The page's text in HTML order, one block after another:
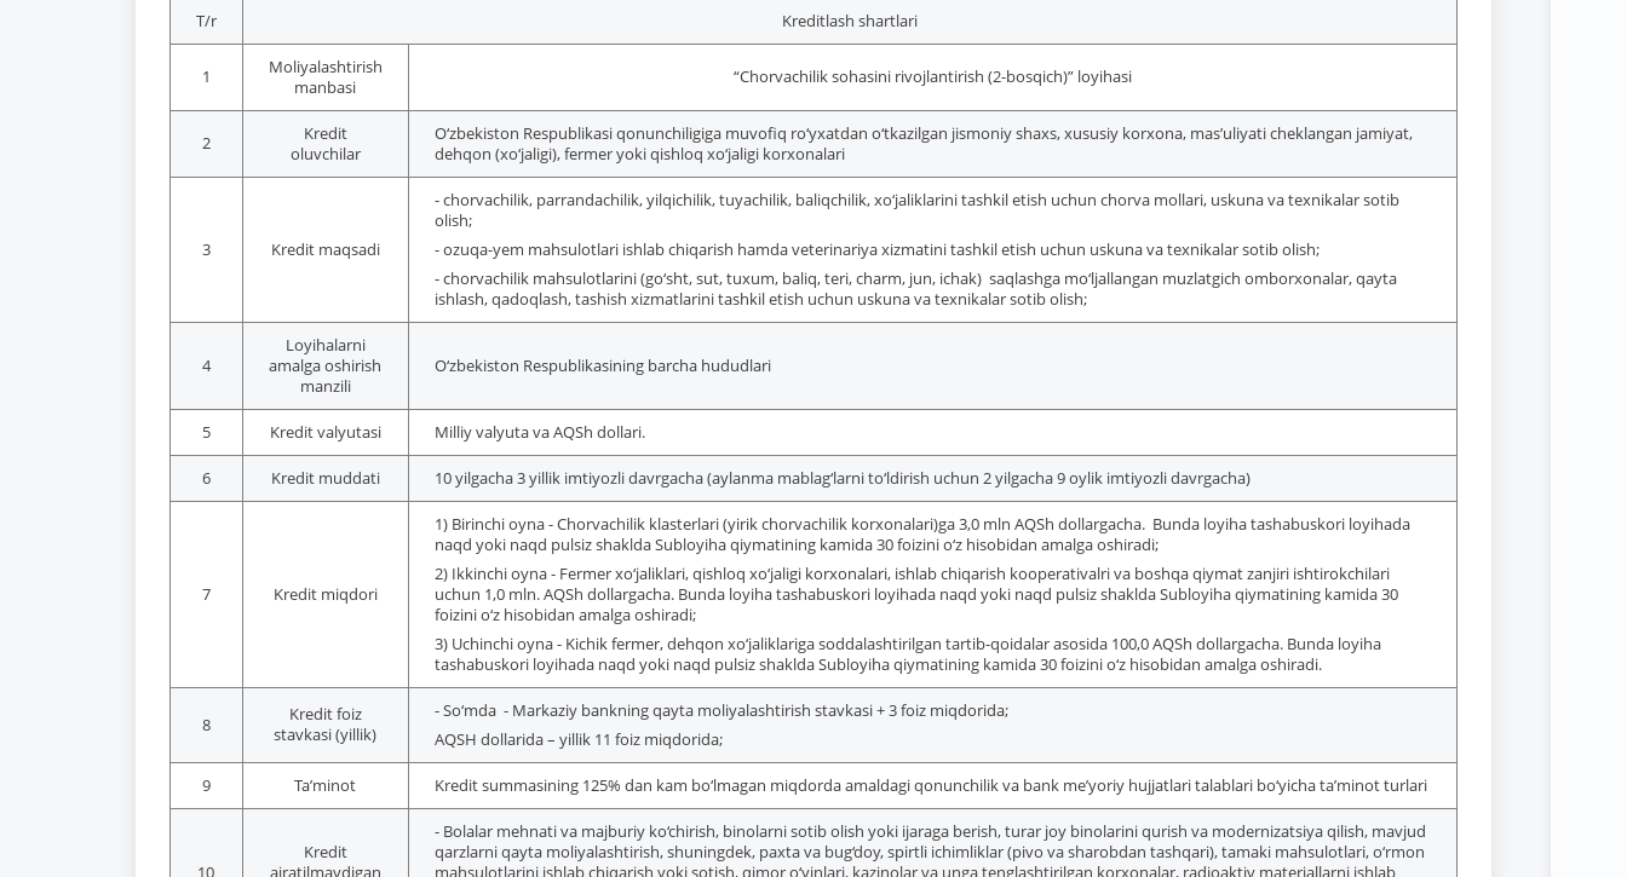
T/r Kreditlash shartlari
1
Moliyalashtirish
manbasi
“Chorvachilik sohasini rivojlantirish (2-bosqich)” loyihasi
2
Kredit
oluvchilar
O‘zbekiston Respublikasi qonunchiligiga muvofiq ro‘yxatdan o‘tkazilgan jismoniy shaxs, xususiy korxona, mas’uliyati cheklangan jamiyat,
dehqon (xo‘jaligi), fermer yoki qishloq xo‘jaligi korxonalari
3 Kredit maqsadi
- chorvachilik, parrandachilik, yilqichilik, tuyachilik, baliqchilik, xo‘jaliklarini tashkil etish uchun chorva mollari, uskuna va texnikalar sotib
olish;
- ozuqa-yem mahsulotlari ishlab chiqarish hamda veterinariya xizmatini tashkil etish uchun uskuna va texnikalar sotib olish;
- chorvachilik mahsulotlarini (go‘sht, sut, tuxum, baliq, teri, charm, jun, ichak) saqlashga mo‘ljallangan muzlatgich omborxonalar, qayta
ishlash, qadoqlash, tashish xizmatlarini tashkil etish uchun uskuna va texnikalar sotib olish;
4
Loyihalarni
amalga oshirish
manzili
O‘zbekiston Respublikasining barcha hududlari
5 Kredit valyutasi Milliy valyuta va AQSh dollari.
6 Kredit muddati 10 yilgacha 3 yillik imtiyozli davrgacha (aylanma mablag‘larni to‘ldirish uchun 2 yilgacha 9 oylik imtiyozli davrgacha)
7 Kredit miqdori
1) Birinchi oyna - Chorvachilik klasterlari (yirik chorvachilik korxonalari)ga 3,0 mln AQSh dollargacha. Bunda loyiha tashabuskori loyihada
naqd yoki naqd pulsiz shaklda Subloyiha qiymatining kamida 30 foizini o‘z hisobidan amalga oshiradi;
2) Ikkinchi oyna - Fermer xo‘jaliklari, qishloq xo‘jaligi korxonalari, ishlab chiqarish kooperativalri va boshqa qiymat zanjiri ishtirokchilari
uchun 1,0 mln. AQSh dollargacha. Bunda loyiha tashabuskori loyihada naqd yoki naqd pulsiz shaklda Subloyiha qiymatining kamida 30
foizini o‘z hisobidan amalga oshiradi;
3) Uchinchi oyna - Kichik fermer, dehqon xo‘jaliklariga soddalashtirilgan tartib-qoidalar asosida 100,0 AQSh dollargacha. Bunda loyiha
tashabuskori loyihada naqd yoki naqd pulsiz shaklda Subloyiha qiymatining kamida 30 foizini o‘z hisobidan amalga oshiradi.
8
Kredit foiz
stavkasi (yillik)
- So‘mda - Markaziy bankning qayta moliyalashtirish stavkasi + 3 foiz miqdorida;
AQSH dollarida – yillik 11 foiz miqdorida;
9 Ta’minot Kredit summasining 125% dan kam bo‘lmagan miqdorda amaldagi qonunchilik va bank me’yoriy hujjatlari talablari bo‘yicha ta’minot turlari
10
Kredit
ajratilmaydigan
- Bolalar mehnati va majburiy ko‘chirish, binolarni sotib olish yoki ijaraga berish, turar joy binolarini qurish va modernizatsiya qilish, mavjud
qarzlarni qayta moliyalashtirish, shuningdek, paxta va bug‘doy, spirtli ichimliklar (pivo va sharobdan tashqari), tamaki mahsulotlari, o‘rmon
mahsulotlarini ishlab chiqarish yoki sotish, qimor o‘yinlari, kazinolar va unga tenglashtirilgan korxonalar, radioaktiv materiallarni ishlab